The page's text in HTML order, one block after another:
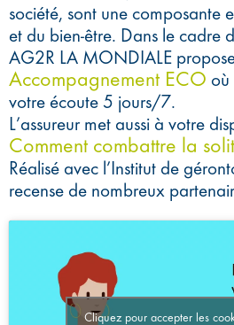
société, sont une composante
et du bien-être. Dans le cadre
AG2R LA MONDIALE
Accompagnement ECO où
votre écoute 5 jours/7.
L’assureur met aussi à votre
Comment combattre la
Réalisé avec l’Institut de
recense de nombreux
Cliquez pour accepter les